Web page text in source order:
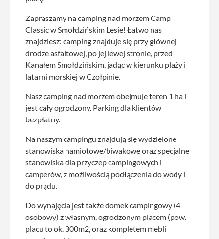
Zapraszamy na camping nad morzem Camp
Classic w Smołdzińskim Lesie! Łatwo nas
znajdziesz: camping znajduje się przy głównej
drodze asfaltowej, po jej lewej stronie, przed
Kanałem Smołdzińskim, jadąc w kierunku plaży i
latarni morskiej w Czołpinie.
Nasz camping nad morzem obejmuje teren 1 ha i
jest cały ogrodzony. Parking dla klientów
bezpłatny.
Na naszym campingu znajdują się wydzielone
stanowiska namiotowe/biwakowe oraz specjalne
stanowiska dla przyczep campingowych i
camperów, z możliwością podłączenia do wody i
do prądu.
Do wynajęcia jest także domek campingowy (4
osobowy) z własnym, ogrodzonym placem (pow.
placu to ok. 300m2, oraz kompletem mebli